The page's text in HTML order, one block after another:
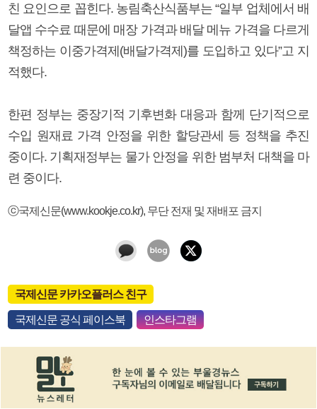
친 요인으로 꼽힌다. 농림축산식품부는 “일부 업체에서 배
달앱 수수료 때문에 매장 가격과 배달 메뉴 가격을 다르게
책정하는 이중가격제(배달가격제)를 도입하고 있다”고 지
적했다.
한편 정부는 중장기적 기후변화 대응과 함께 단기적으로
수입 원재료 가격 안정을 위한 할당관세 등 정책을 추진
중이다. 기획재정부는 물가 안정을 위한 범부처 대책을 마
련 중이다.
ⓒ국제신문(www.kookje.co.kr), 무단 전재 및 재배포 금지
국제신문 카카오플러스 친구
국제신문 공식 페이스북 인스타그램